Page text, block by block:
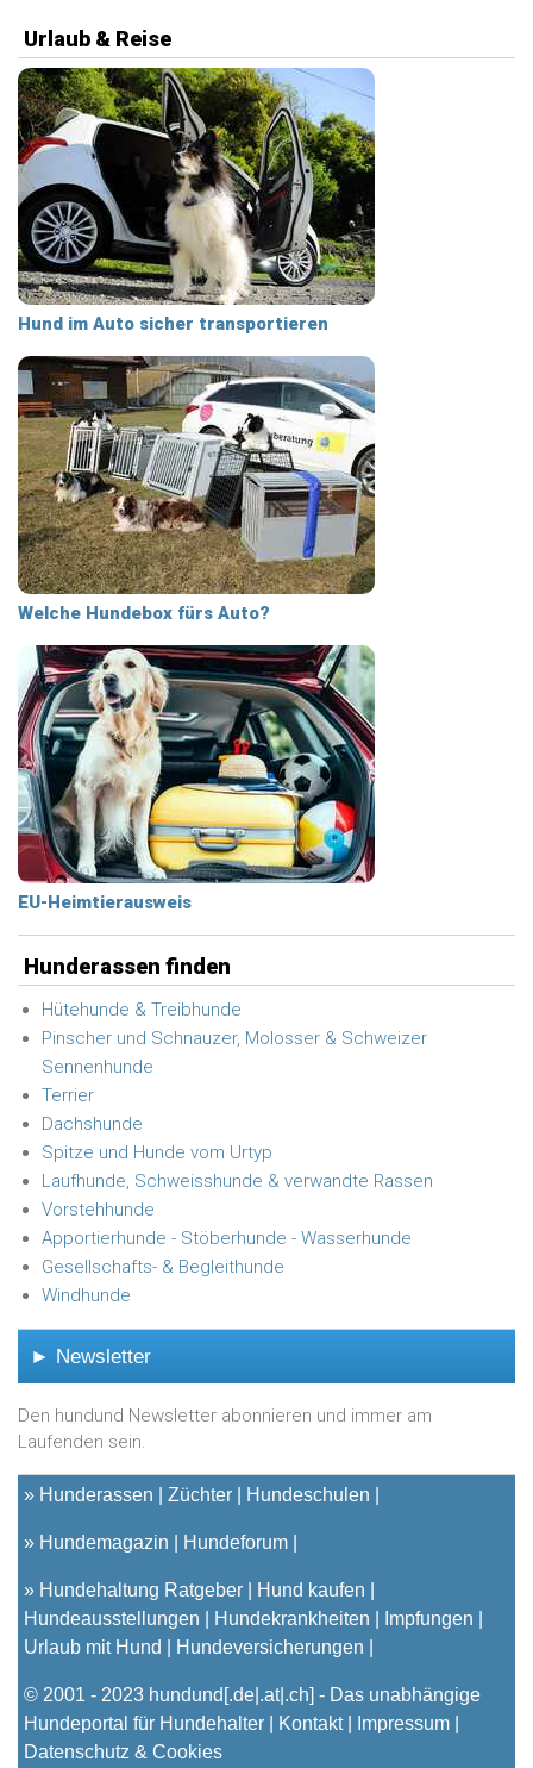
Urlaub & Reise
Hund im Auto sicher transportieren
Welche Hundebox fürs Auto?
EU-Heimtierausweis
Hunderassen finden
Hütehunde & Treibhunde
Pinscher und Schnauzer, Molosser & Schweizer
Sennenhunde
Terrier
Dachshunde
Spitze und Hunde vom Urtyp
Laufhunde, Schweisshunde & verwandte Rassen
Vorstehhunde
Apportierhunde - Stöberhunde - Wasserhunde
Gesellschafts- & Begleithunde
Windhunde
► Newsletter
Den hundund Newsletter abonnieren und immer am
Laufenden sein.
» Hunderassen Züchter Hundeschulen
» Hundemagazin Hundeforum
» Hundehaltung Ratgeber
Hund kaufen
Hundeausstellungen
Hundekrankheiten
Impfungen
Urlaub mit Hund
Hundeversicherungen
© 2001 - 2023 hundund [.de|.at|.ch] - Das unabhängige
Hundeportal für Hundehalter |
Kontakt| Impressum
Datenschutz & Cookies